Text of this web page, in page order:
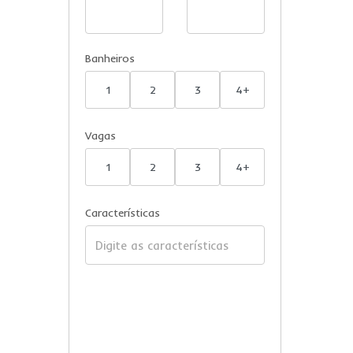
Banheiros
1 2 3 4+
Vagas
1 2 3 4+
Características